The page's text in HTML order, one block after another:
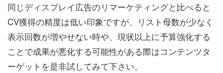
同じディスプレイ広告のリマーケティングと比べると
CV獲得の精度は低い印象ですが、リスト母数が少なく
表示回数が増やせない時や、現状以上に予算強化する
ことで成果が悪化する可能性がある際はコンテンツタ
ーゲットを是非試してみて下さい。